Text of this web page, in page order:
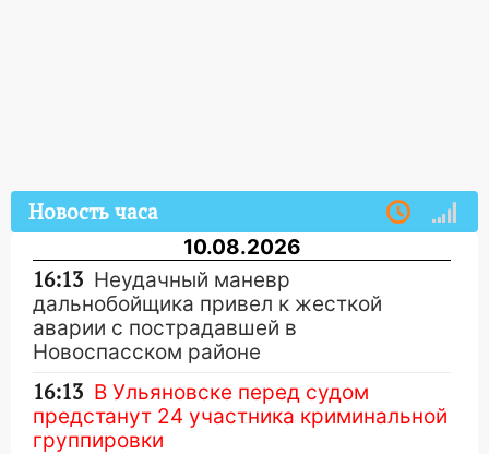
Новость часа
10.08.2026
16:13 Неудачный маневр
дальнобойщика привел к жесткой
аварии с пострадавшей в
Новоспасском районе
16:13 В Ульяновске перед судом
предстанут 24 участника криминальной
группировки